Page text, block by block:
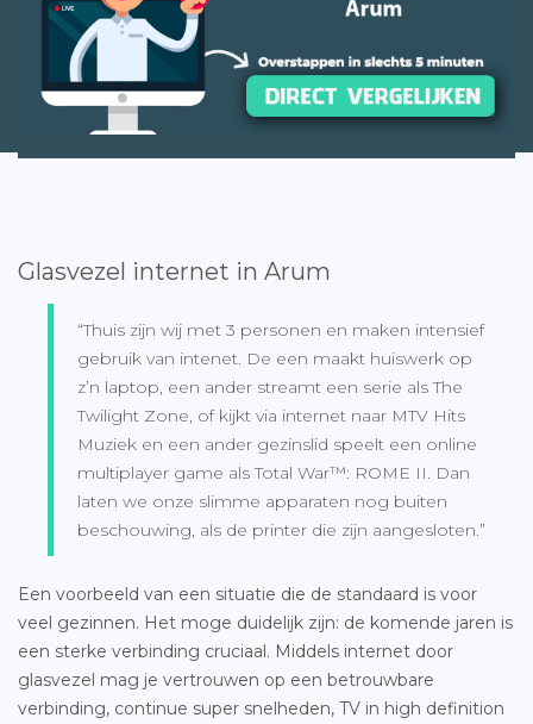
Glasvezel internet in Arum
“Thuis zijn wij met 3 personen en maken intensief
gebruik van intenet. De een maakt huiswerk op
z’n laptop, een ander streamt een serie als The
Twilight Zone, of kijkt via internet naar MTV Hits
Muziek en een ander gezinslid speelt een online
multiplayer game als Total War™: ROME II. Dan
laten we onze slimme apparaten nog buiten
beschouwing, als de printer die zijn aangesloten.”
Een voorbeeld van een situatie die de standaard is voor
veel gezinnen. Het moge duidelijk zijn: de komende jaren is
een sterke verbinding cruciaal. Middels internet door
glasvezel mag je vertrouwen op een betrouwbare
verbinding, continue super snelheden, TV in high definition